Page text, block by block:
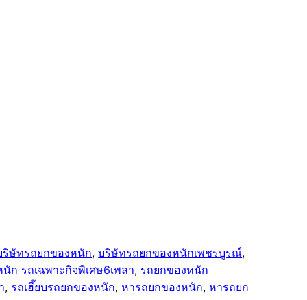
ริษัทรถยกของหนัก, บริษัทรถยกของหนักเพชรบูรณ์
ก รถเฉพาะกิจพิเศษ6เพลา, รถยกของหนัก
, รถเฮี๊ยบรถยกของหนัก, หารถยกของหนัก, หารถยก